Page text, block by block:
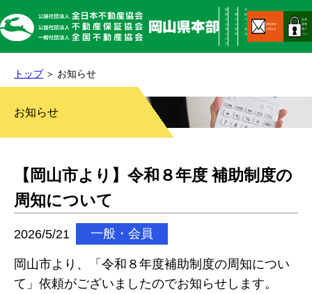
開
業
を
お
考
え
の
方
一
般
の
お
客
様
本
部
の
ご
案
内
資料請求・
お問合せ
会員
様専
用ペ
ージ
トップ お知らせ
お知らせ
【岡山市より】令和８年度 補助制度の
周知について
2026/5/21 一般・会員
岡山市より、「令和８年度補助制度の周知につい
て」依頼がございましたのでお知らせします。